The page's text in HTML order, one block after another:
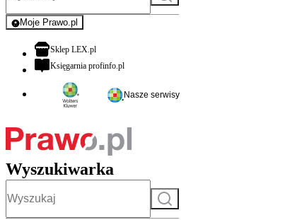
Moje Prawo.pl
- rejestracja i logowanie do serwisu
Sklep LEX.plotwiera się w nowej karcie
Księgarnia profinfo.plotwiera się w nowej karcie
Nasze serwisy
Wyszukiwarka
Szukaj